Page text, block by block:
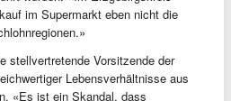
im Supermarkt eben nicht die
stellvertretende Vorsitzende der
Lebensverhältnisse aus
«Es ist ein Skandal, dass